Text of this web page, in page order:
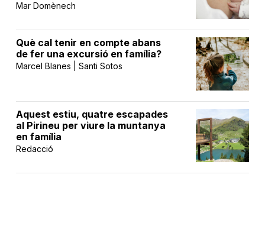
Mar Domènech
Què cal tenir en compte abans
de fer una excursió en família?
Marcel Blanes | Santi Sotos
Aquest estiu, quatre escapades
al Pirineu per viure la muntanya
en família
Redacció